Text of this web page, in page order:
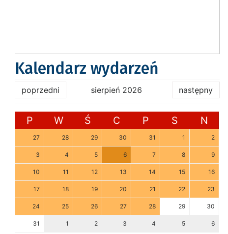
Kalendarz wydarzeń
poprzedni sierpień 2026 następny
P W Ś C P S N
27 28 29 30 31 1 2
3 4 5 6 7 8 9
10 11 12 13 14 15 16
17 18 19 20 21 22 23
24 25 26 27 28 29 30
31 1 2 3 4 5 6